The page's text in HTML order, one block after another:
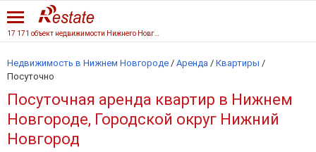
Недвижимость в Нижнем Новгороде / Аренда / Квартиры /
Посуточно
Посуточная аренда квартир в Нижнем
Новгороде, Городской округ Нижний
Новгород